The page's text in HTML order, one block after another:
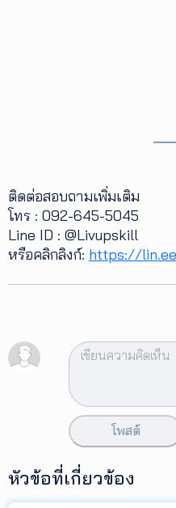
ติดต่อสอบถามเพิ่มเติม
โทร : 092-645-5045
Line ID : @Livupskill
หรือคลิกลิงก์: https://
โพสต์
หัวข้อที่เกี่ยวข้อง